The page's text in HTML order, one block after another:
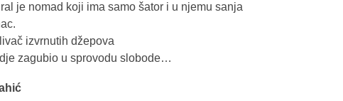
je nomad koji ima samo šator i u njemu sanja
izvrnutih džepova
zagubio u sprovodu slobode…